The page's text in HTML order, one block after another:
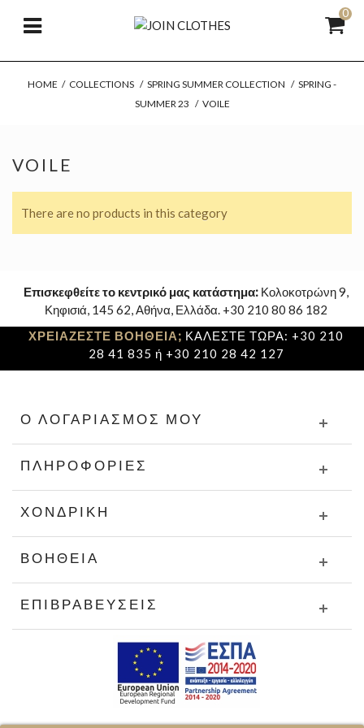
0
HOME / COLLECTIONS / SPRING SUMMER COLLECTION / SPRING -
SUMMER 23 / VOILE
VOILE
There are no products in this category
Επισκεφθείτε το κεντρικό μας κατάστημα: Κολοκοτρώνη 9,
Κηφισιά, 145 62, Αθήνα, Ελλάδα. +30 210 80 86 182
ΧΡΕΙΑΖΕΣΤΕ ΒΟΗΘΕΙΑ; ΚΑΛΕΣΤΕ ΤΩΡΑ: +30 210
28 41 835 ή +30 210 28 42 127
Ο ΛΟΓΑΡΙΑΣΜΌΣ ΜΟΥ
ΠΛΗΡΟΦΟΡΊΕΣ
ΧΟΝΔΡΙΚΉ
ΒΟΉΘΕΙΑ
ΕΠΙΒΡΑΒΕΎΣΕΙΣ